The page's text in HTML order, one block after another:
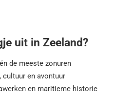
uit in Zeeland?
de meeste zonuren
cultuur en avontuur
en maritieme historie